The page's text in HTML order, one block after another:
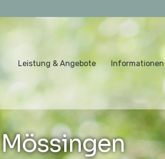
Leistung & Angebote Informationen